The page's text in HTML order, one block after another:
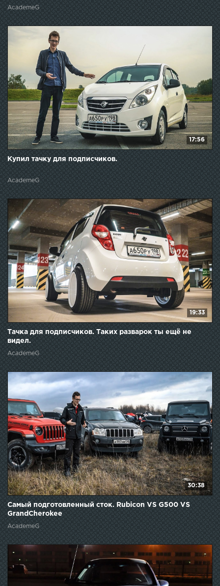
AcademeG
17:56
Купил тачку для подписчиков.
AcademeG
19:33
Тачка для подписчиков. Таких разварок ты ещё не
видел.
AcademeG
30:38
Самый подготовленный сток. Rubicon VS G500 VS
GrandCherokee
AcademeG